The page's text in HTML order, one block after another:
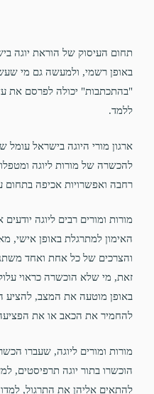
תחום העיסוק של הוראת יוגה
"בהתכתבות" יכולה לפרסם את
ללמד.
ארגון מורי היוגה בישראל עומל
להכשרה של מורות ליוגה
רחבה ואפשרויות אכיפה בתחום
מורות ומורים רבים ליוגה
האימון למתרגלת באופן אישי,
והצרכים של כל אחת ואחד
זאת, מי שלא הוכשרה כראוי
באופן מוטעה את המצב, להציע
להחמיר את הכאב או את
מורות ומורים ליוגה, שעברו
הוכשרו בתור יוגה תרפיסטים,
להתאים אליהן את התרגול,